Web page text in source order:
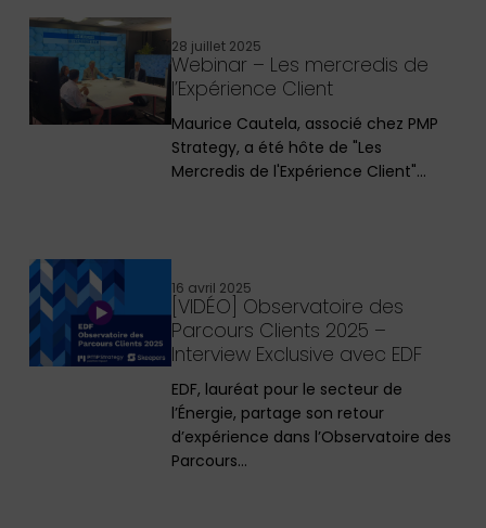
28 juillet 2025
Webinar – Les mercredis de
l’Expérience Client
Maurice Cautela, associé chez PMP
Strategy, a été hôte de "Les
Mercredis de l'Expérience Client"…
16 avril 2025
[VIDÉO] Observatoire des
Parcours Clients 2025 –
Interview Exclusive avec EDF
EDF, lauréat pour le secteur de
l’Énergie, partage son retour
d’expérience dans l’Observatoire des
Parcours…